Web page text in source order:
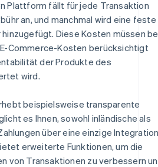
Plattform fällt für jede Transaktion
an, und manchmal wird eine feste
Diese Kosten müssen
Commerce-Kosten berücksichtigt
der Produkte des
wird.
beispielsweise transparente
es Ihnen, sowohl inländische als
über eine einzige
erweiterte Funktionen, um die
von Transaktionen zu verbessern